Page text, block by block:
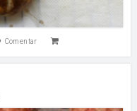
Comentar